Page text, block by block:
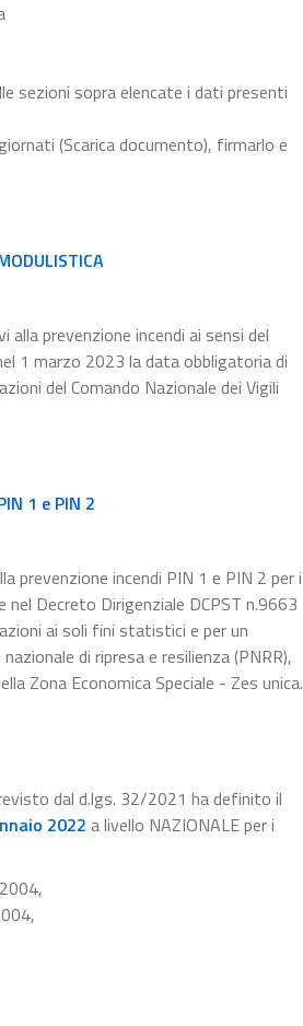
sezioni sopra elencate i dati presenti
(Scarica documento), firmarlo e
prevenzione incendi ai sensi del
1 marzo 2023 la data obbligatoria di
del Comando Nazionale dei Vigili
1 e PIN 2
prevenzione incendi PIN 1 e PIN 2 per i
nel Decreto Dirigenziale DCPST n.9663
ai soli fini statistici e per un
di ripresa e resilienza (PNRR),
Zona Economica Speciale - Zes unica.
dal d.lgs. 32/2021 ha definito il
2022 a livello NAZIONALE per i